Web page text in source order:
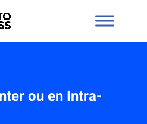
ou en Intra-